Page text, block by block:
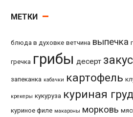
МЕТКИ
блюда в духовке ветчина выпечка
гречка грибы десерт
запеканка кабачки картофель
крекеры кукуруза куриная
куриное филе макароны морковь